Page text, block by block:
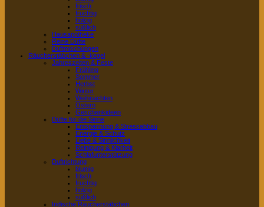
frisch
fruchtig
holzig
süßlich
Hausapotheke
Reine Düfte
Duftmischungen
Räucherstäbchen & -kegel
Jahreszeiten & Feste
Frühling
Sommer
Herbst
Winter
Weihnachten
Ostern
Geschenkideen
Düfte für die Sinne
Entspannung & Stressabbau
Energie & Schutz
Liebe & Sinnlichkeit
Reinigung & Klarheit
Schlafunterstützung
Duftrichtung
blumig
frisch
fruchtig
holzig
süßlich
Indische Räucherstäbchen